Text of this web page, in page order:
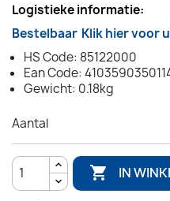
Logistieke informatie:
Bestelbaar Klik hier voor
HS Code: 85122000
Ean Code:
Gewicht: 0.18kg
Aantal
 IN